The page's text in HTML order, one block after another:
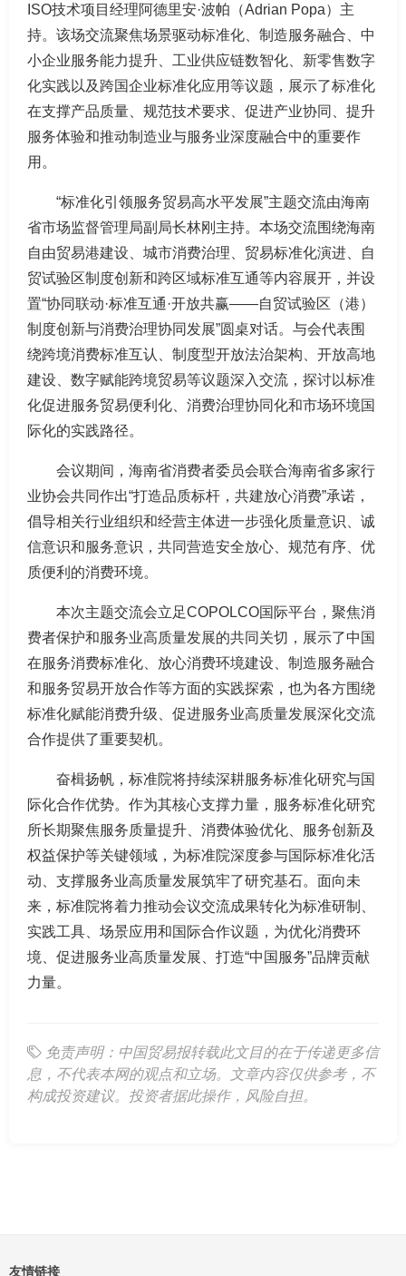
ISO技术项目经理阿德里安·波帕（Adrian Popa）主
持。该场交流聚焦场景驱动标准化、制造服务融合、中
小企业服务能力提升、工业供应链数智化、新零售数字
化实践以及跨国企业标准化应用等议题，展示了标准化
在支撑产品质量、规范技术要求、促进产业协同、提升
服务体验和推动制造业与服务业深度融合中的重要作
用。
“标准化引领服务贸易高水平发展”主题交流由海南
省市场监督管理局副局长林刚主持。本场交流围绕海南
自由贸易港建设、城市消费治理、贸易标准化演进、自
贸试验区制度创新和跨区域标准互通等内容展开，并设
置“协同联动·标准互通·开放共赢——自贸试验区（港）
制度创新与消费治理协同发展”圆桌对话。与会代表围
绕跨境消费标准互认、制度型开放法治架构、开放高地
建设、数字赋能跨境贸易等议题深入交流，探讨以标准
化促进服务贸易便利化、消费治理协同化和市场环境国
际化的实践路径。
会议期间，海南省消费者委员会联合海南省多家行
业协会共同作出“打造品质标杆，共建放心消费”承诺，
倡导相关行业组织和经营主体进一步强化质量意识、诚
信意识和服务意识，共同营造安全放心、规范有序、优
质便利的消费环境。
本次主题交流会立足COPOLCO国际平台，聚焦消
费者保护和服务业高质量发展的共同关切，展示了中国
在服务消费标准化、放心消费环境建设、制造服务融合
和服务贸易开放合作等方面的实践探索，也为各方围绕
标准化赋能消费升级、促进服务业高质量发展深化交流
合作提供了重要契机。
奋楫扬帆，标准院将持续深耕服务标准化研究与国
际化合作优势。作为其核心支撑力量，服务标准化研究
所长期聚焦服务质量提升、消费体验优化、服务创新及
权益保护等关键领域，为标准院深度参与国际标准化活
动、支撑服务业高质量发展筑牢了研究基石。面向未
来，标准院将着力推动会议交流成果转化为标准研制、
实践工具、场景应用和国际合作议题，为优化消费环
境、促进服务业高质量发展、打造“中国服务”品牌贡献
力量。
免责声明：中国贸易报转载此文目的在于传递更多信
息，不代表本网的观点和立场。文章内容仅供参考，不
构成投资建议。投资者据此操作，风险自担。
友情链接